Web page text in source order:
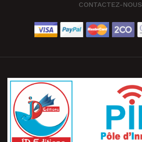
CONTACTEZ-NOUS